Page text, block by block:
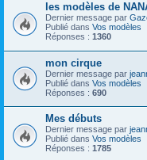
les modèles de
Dernier message par
Publié dans Vos modèles
Réponses : 1360
mon cirque
Dernier message par
Publié dans Vos modèles
Réponses : 690
Mes débuts
Dernier message par
Publié dans Vos modèles
Réponses : 1785